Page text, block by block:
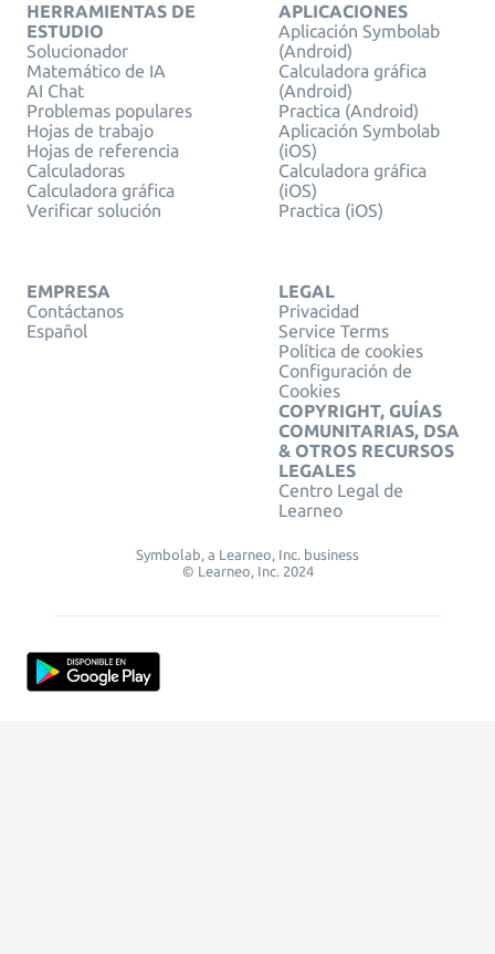
HERRAMIENTAS DE
ESTUDIO
Solucionador
Matemático de IA
AI Chat
Problemas populares
Hojas de trabajo
Hojas de referencia
Calculadoras
Calculadora gráfica
Verificar solución
APLICACIONES
Aplicación Symbolab
(Android)
Calculadora gráfica
(Android)
Practica (Android)
Aplicación Symbolab
(iOS)
Calculadora gráfica
(iOS)
Practica (iOS)
EMPRESA
Contáctanos
Español
LEGAL
Privacidad
Service Terms
Política de cookies
Configuración de
Cookies
COPYRIGHT, GUÍAS
COMUNITARIAS, DSA
& OTROS RECURSOS
LEGALES
Centro Legal de
Learneo
Symbolab, a Learneo, Inc. business
© Learneo, Inc. 2024